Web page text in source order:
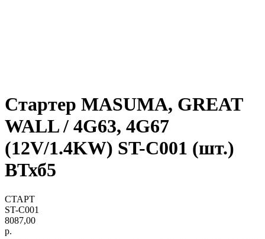
Стартер MASUMA, GREAT
WALL / 4G63, 4G67
(12V/1.4KW) ST-C001 (шт.)
ВТхб5
СТАРТ
ST-C001
8087,00
р.